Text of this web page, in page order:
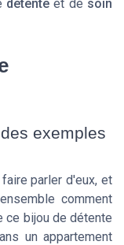
détenteet de soin
exemples
parler d'eux, et
comment
ce bijou de détente
un appartement